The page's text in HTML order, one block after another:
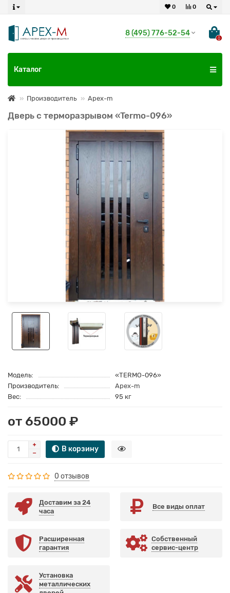
0
0
8 (495) 776-52-54
0
Каталог
Производитель Apex-m
Дверь с терморазрывом «Termo-096»
Модель:
«TERMO-096»
Производитель:
Apex-m
Вес:
95 кг
от 65000 ₽
В корзину
0 отзывов
Доставим за 24
часа
Все виды оплат
Расширенная
гарантия
Собственный
сервис-центр
Установка
металлических